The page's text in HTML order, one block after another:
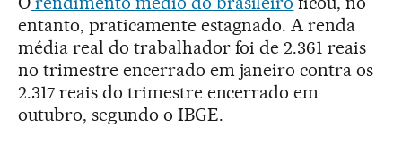
entanto, praticamente estagnado. A renda
média real do trabalhador foi de 2.361 reais
no trimestre encerrado em janeiro contra os
2.317 reais do trimestre encerrado em
outubro, segundo o IBGE.